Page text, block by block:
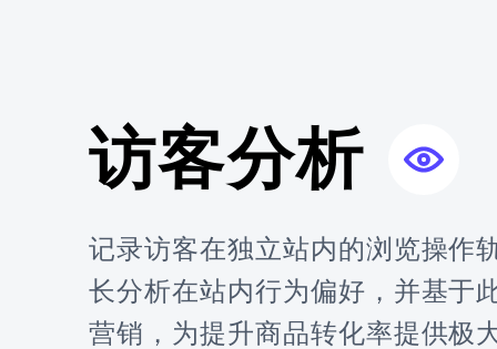
访客分析
记录访客在独立站内的浏览操作
长分析在站内行为偏好，并基于
营销，为提升商品转化率提供极